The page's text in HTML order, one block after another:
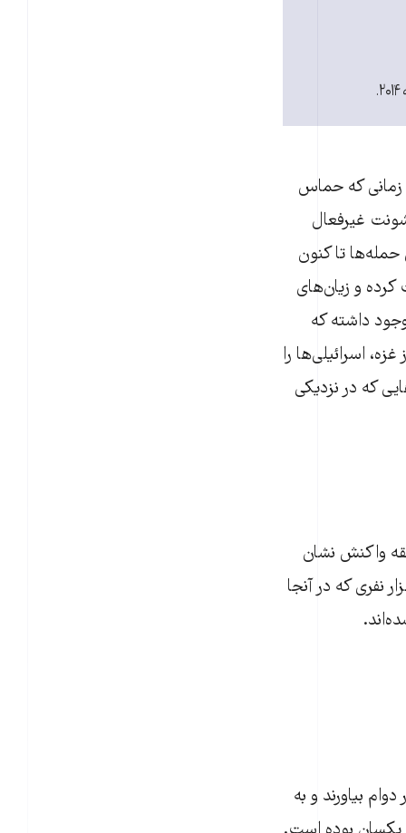
معاصر باریکه‌ غزه آشفته است. از سال ۲۰۰۷، یعنی زمانی که حماس
غیرفعال
تا کنون
و زیان‌های
داشته که
اسرائیلی‌ها را
که در نزدیکی
واکنش نشان
سیاست از سال ۲۰۰۷ تا کنون، طوری پیش رفته که یک میلیون و ۶۰۰ هزار نفری که در آنجا
بیاورند و به